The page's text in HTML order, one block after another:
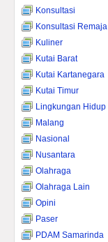
Konsultasi
Konsultasi Remaja
Kuliner
Kutai Barat
Kutai Kartanegara
Kutai Timur
Lingkungan Hidup
Malang
Nasional
Nusantara
Olahraga
Olahraga Lain
Opini
Paser
PDAM Samarinda